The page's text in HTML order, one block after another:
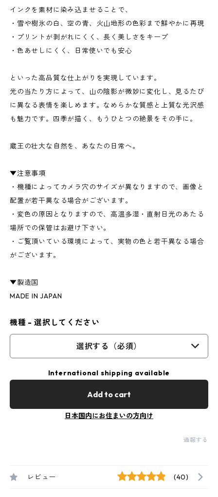
インクを素材に染み込ませることで、
・雪や樹氷の白、空の青、火山地形の色彩まで鮮やかに再現
・プリントが剥がれにくく、長く美しさをキープ
・色あせしにくく、日常使いでも安心
といった高品質な仕上がりを実現しています。
光の当たり方によって、山の陰影が微妙に変化し、見るたび
に異なる表情を楽しめます。なめらかな質感と上質な光沢感
も魅力です。四季が描く、もうひとつの絶景をその手に。
蔵王の壮大な自然を、あなたの日常へ。
▼注意事項
・機種によってカメラ穴のサイズが異なりますので、画像と
配置が若干異なる場合がございます。
・変色の原因となりますので、高温多湿・直射日光のあたる
場所での保管はお避け下さい。
・ご覧頂いている環境によって、実物の色と若干異なる場合
がございます。
▼製造国
MADE IN JAPAN
機種 - 選択してください
選択する（必須）
International shipping available
Add to cart
日本国内にお住まいの方向け
通報する
レビュー (40)